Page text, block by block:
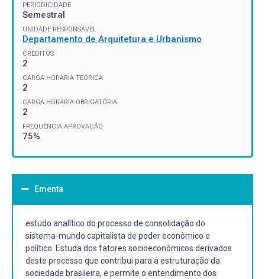
PERIODICIDADE
Semestral
UNIDADE RESPONSÁVEL
Departamento de Arquitetura e Urbanismo
CRÉDITOS
2
CARGA HORÁRIA TEÓRICA
2
CARGA HORÁRIA OBRIGATÓRIA
2
FREQUÊNCIA APROVAÇÃO
75%
Ementa
estudo analítico do processo de consolidação do
sistema-mundo capitalista de poder econômico e
político. Estuda dos fatores socioeconômicos derivados
deste processo que contribui para a estruturação da
sociedade brasileira, e permite o entendimento dos